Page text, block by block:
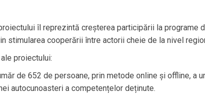
îl reprezintă creșterea participării la programe
stimularea cooperării între actorii cheie de la nivel
ale proiectului:
de 652 de persoane, prin metode online și offline, a
autocunoasteri a competențelor deținute.